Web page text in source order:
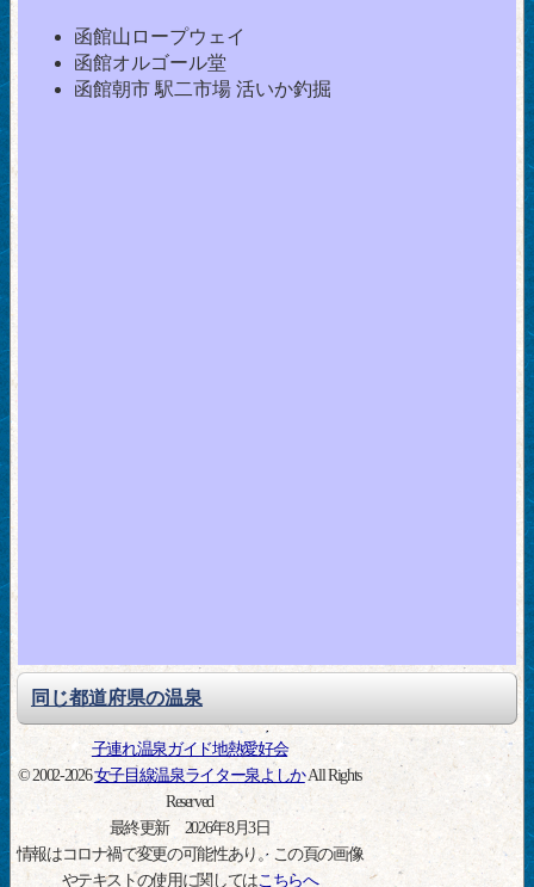
函館山ロープウェイ
函館オルゴール堂
函館朝市 駅二市場 活いか釣掘
同じ都道府県の温泉